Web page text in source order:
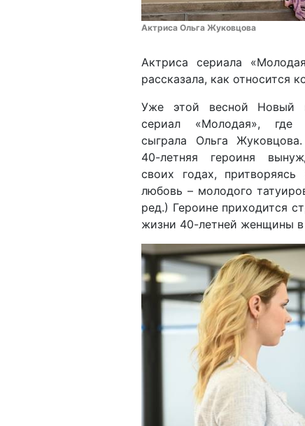
Актриса Ольга Жуковцова
Актриса сериала
рассказала, как относится
Уже этой весной Новый
сериал «Молодая», где
сыграла Ольга
40-летняя героиня
своих годах,
любовь – молодого
ред.) Героине приходится
жизни 40-летней женщины в